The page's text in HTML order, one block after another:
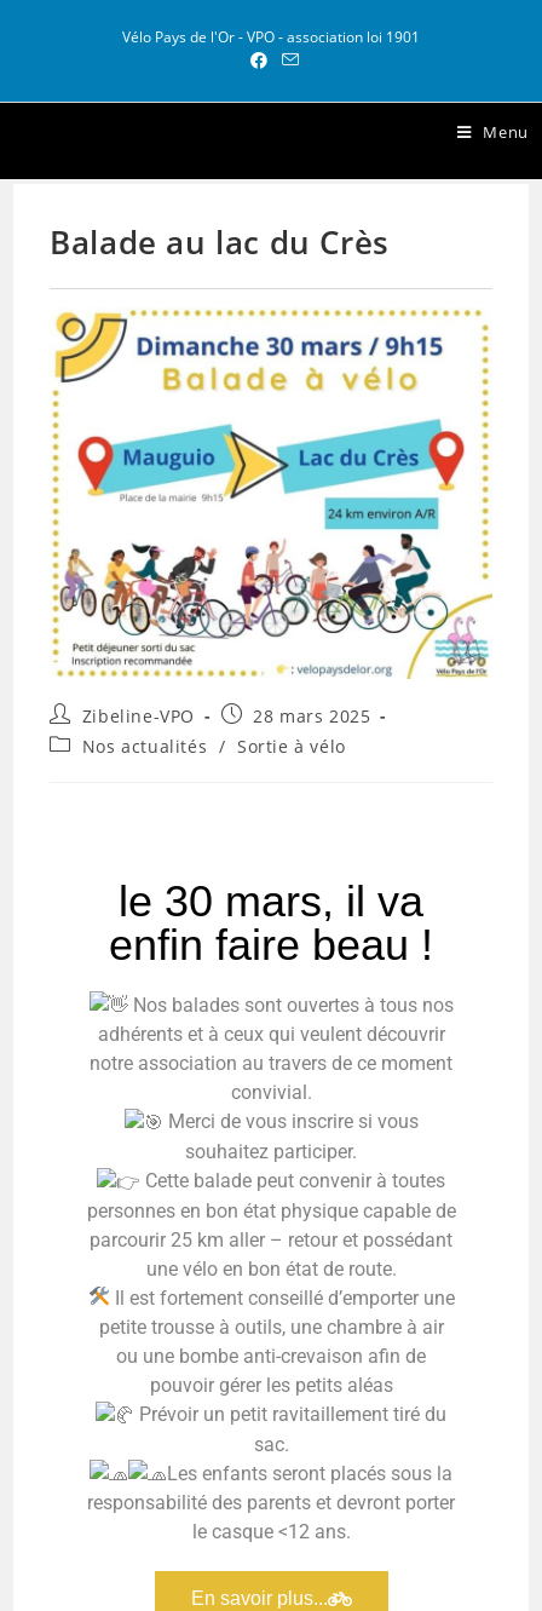
Vélo Pays de l'Or - VPO - association loi 1901
Menu
Balade au lac du Crès
Zibeline-VPO
28 mars 2025
Nos actualités / Sortie à vélo
le 30 mars, il va
enfin faire beau !
Nos balades sont ouvertes à tous nos
adhérents et à ceux qui veulent découvrir
notre association au travers de ce moment
convivial.
Merci de vous inscrire si vous
souhaitez participer.
Cette balade peut convenir à toutes
personnes en bon état physique capable de
parcourir 25 km aller – retour et possédant
une vélo en bon état de route.
Il est fortement conseillé d’emporter une
petite trousse à outils, une chambre à air
ou une bombe anti-crevaison afin de
pouvoir gérer les petits aléas
Prévoir un petit ravitaillement tiré du
sac.
Les enfants seront placés sous la
responsabilité des parents et devront porter
le casque <12 ans.
En savoir plus...